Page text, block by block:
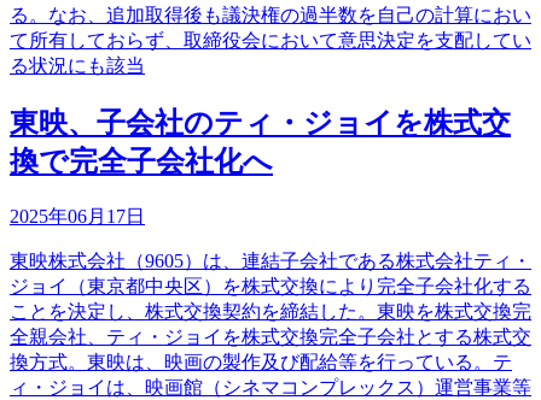
る。なお、追加取得後も議決権の過半数を自己の計算におい
て所有しておらず、取締役会において意思決定を支配してい
る状況にも該当
東映、子会社のティ・ジョイを株式交
換で完全子会社化へ
2025年06月17日
東映株式会社（9605）は、連結子会社である株式会社ティ・
ジョイ（東京都中央区）を株式交換により完全子会社化する
ことを決定し、株式交換契約を締結した。東映を株式交換完
全親会社、ティ・ジョイを株式交換完全子会社とする株式交
換方式。東映は、映画の製作及び配給等を行っている。テ
ィ・ジョイは、映画館（シネマコンプレックス）運営事業等